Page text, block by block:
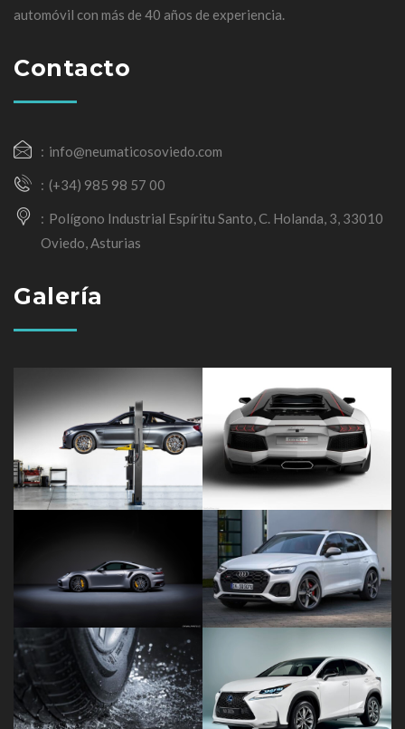
automóvil con más de 40 años de experiencia.
Contacto
info@neumaticosoviedo.com
(+34) 985 98 57 00
Polígono Industrial Espíritu Santo, C. Holanda, 3, 33010
Oviedo, Asturias
Galería